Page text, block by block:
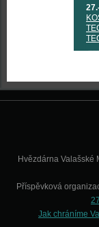
Hvězdárna Valašské
Příspěvková
Jak chráníme